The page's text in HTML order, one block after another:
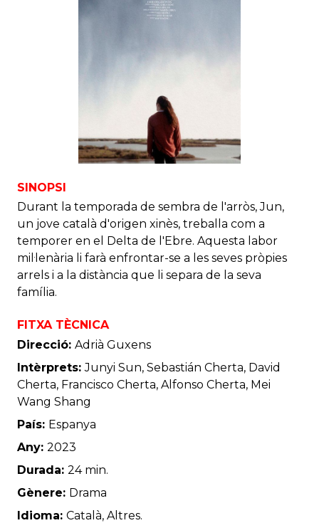
SINOPSI
Durant la temporada de sembra de l'arròs, Jun,
un jove català d'origen xinès, treballa com a
temporer en el Delta de l'Ebre. Aquesta labor
mil·lenària li farà enfrontar-se a les seves pròpies
arrels i a la distància que li separa de la seva
família.
FITXA TÈCNICA
Direcció: Adrià Guxens
Intèrprets:Junyi Sun, Sebastián Cherta, David
Cherta, Francisco Cherta, Alfonso Cherta, Mei
Wang Shang
País: Espanya
Any: 2023
Durada: 24 min.
Gènere: Drama
Idioma: Català, Altres.